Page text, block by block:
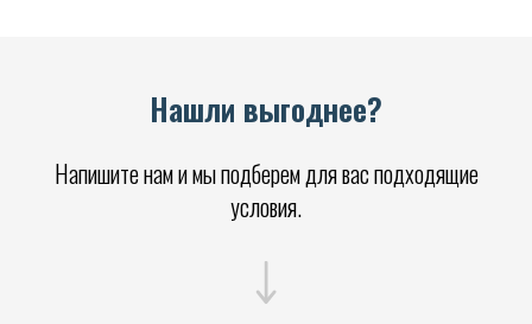
Нашли выгоднее?
Напишите нам и мы подберем для вас подходящие
условия.